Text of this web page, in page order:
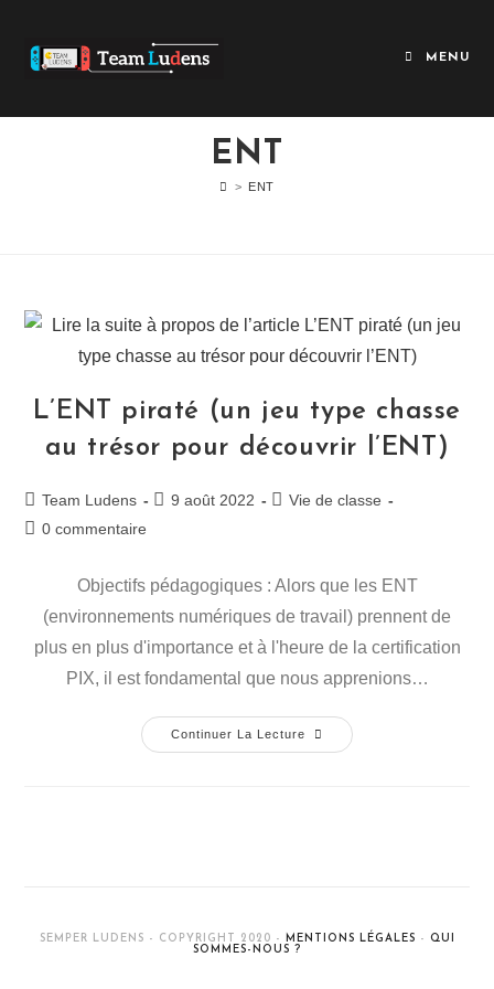
MENU
ENT
> ENT
L’ENT piraté (un jeu type chasse
au trésor pour découvrir l’ENT)
Team Ludens 9 août 2022
Vie de classe
0 commentaire
Objectifs pédagogiques : Alors que les ENT
(environnements numériques de travail) prennent de
plus en plus d'importance et à l'heure de la certification
PIX, il est fondamental que nous apprenions…
Continuer La Lecture
SEMPER LUDENS - COPYRIGHT 2020 - MENTIONS LÉGALES - QUI
SOMMES-NOUS ?